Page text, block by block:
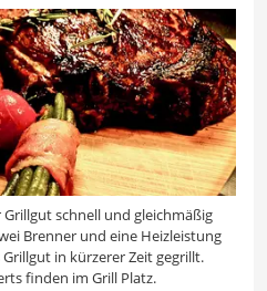
schnell und gleichmäßig
Brenner und eine Heizleistung
in kürzerer Zeit gegrillt.
finden im Grill Platz.